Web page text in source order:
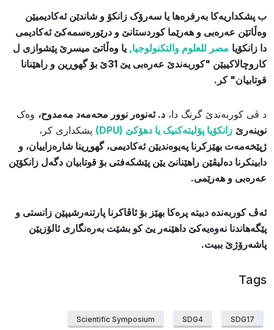
ب پشکداریەکا بەرفرەها یا سەرۆک زانکۆ و شاندێن ئەکادیمیێن
وەڵاتێن عەرەبی و هەرێما کوردستانێ و درێورەسمەکێ ئەکادیمی
دا زانکۆیا مصر للعلوم والتكنولوجيا, یا وەڵاتێ میسرێ پێشوازی ل
کاروچالاکییێن "کوربەندێ عەرەبی یێ 31ێ بۆ گهوڕین و راهێنانا
قوتابیان" کر.
​د ڤی کوربەندێ گرنگ دا، د. ئەنوەر نوور محەمەد مەمدوح، وەک
نوینەرێ زانکۆیا پۆلیتەکنیک یا دهۆکێ (DPU)
پشکداری کر،
ژپێخەمەت بهێزکرنا پەیوەندیێن ئەکادیمی، گهوڕینا شارەزاییان، و
دابینکرنا دەلیڤێن راهێنانێ یێن پێشکەفتی بۆ قوتابیان دگەل زانکۆێن
عەرەبی و هەرێمی.
ئەڤ کوربەندە دبیته‌ پرەکا بهێز بۆ ئاڤاکرنا پارتنەرشیپێن زانستی و
پێگەهاندنا نەوەیەکێ داهێنەر یێ کو بشێت بەرەنگاری ئالۆزیێن
پاشەرۆژێ ببیت.
Tags
SDG17
SDG4
Scientific Symposium